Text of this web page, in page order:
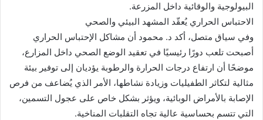
البيولوجية والوقائية داخل المزرعة.
الاحتباس الحراري يُعقّد المشهد البيئي والصحي
وفي سياق متصل، أكد د. محمود أن مشاكل الإحتباس الحراري
أصبحت تلعب دورًا رئيسيًا في تعقيد الوضع الصحي داخل المزارع،
موضحًا أن ارتفاع درجات الحرارة والرطوبة يؤديان إلى توفير بيئة
مثالية لتكاثر الطفيليات وزيادة نشاطها، الأمر الذي يُضاعف من فرص
الإصابة بالأمراض الوبائية، ويؤثر بشكل خاص على عجول التسمين،
التي تتسم بحساسية عالية تجاه التقلبات المناخية.